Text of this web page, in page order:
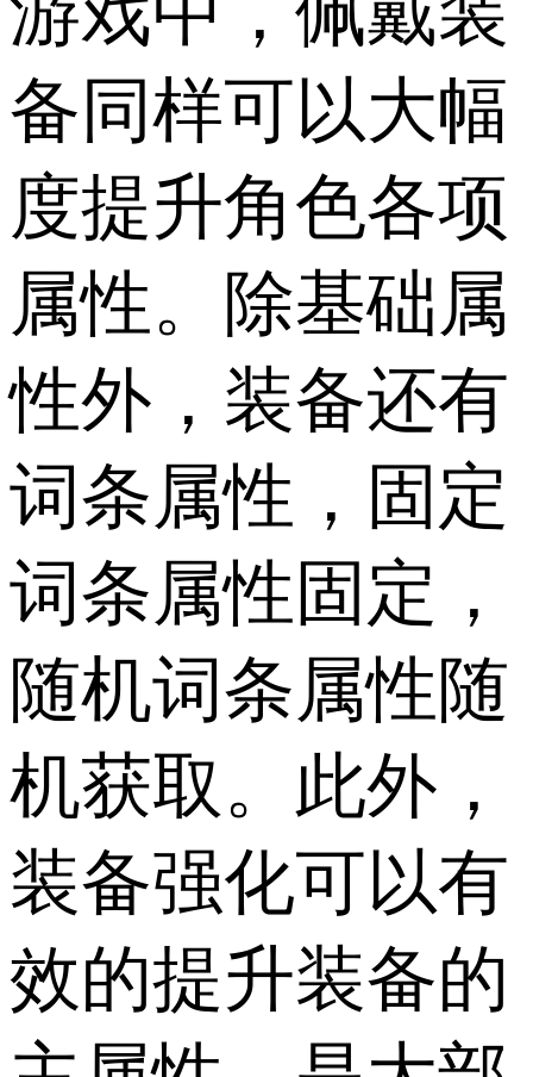
备同样可以大幅
度提升角色各项
属性。除基础属
性外，装备还有
词条属性，固定
词条属性固定，
随机词条属性随
机获取。此外，
装备强化可以有
效的提升装备的